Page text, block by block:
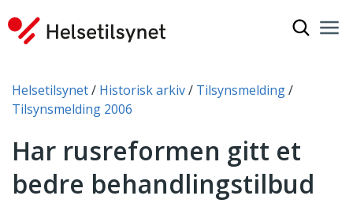
Du er her:
Helsetilsynet Historisk arkiv
Tilsynsmelding
Tilsynsmelding 2006
Har rusreformen gitt et
bedre behandlingstilbud